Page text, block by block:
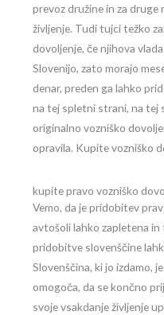
prevoz družine in za druge
življenje. Tudi tujci težko
dovoljenje, če njihova
Slovenijo, zato morajo
denar, preden ga lahko
na tej spletni strani, na tej
originalno vozniško
opravila. Kupite vozniško
kupite pravo vozniško
Vemo, da je pridobitev
avtošoli lahko zapletena
pridobitve slovenščine
Slovenščina, ki jo izdamo,
omogoča, da se končno
svoje vsakdanje življenje